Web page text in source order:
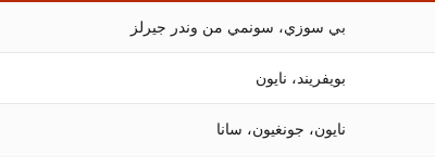
بي سوزي، سونمي من وندر جيرلز
بويفريند، نايون
نايون، جونغيون، سانا